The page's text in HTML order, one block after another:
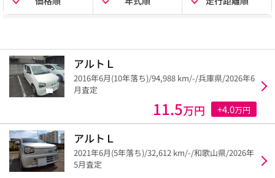
アルトＬ
2016年6月(10年落ち)/94,988 km/-/兵庫県/2026年6
月査定
11.5万円 +4.0万円
アルトＬ
2021年6月(5年落ち)/32,612 km/-/和歌山県/2026年
5月査定